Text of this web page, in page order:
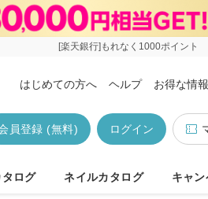
[楽天銀行]もれなく1000ポイント
はじめての方へ ヘルプ お得な情
ログイン
員登録 (無料)
ログ ネイルカタログ キャ